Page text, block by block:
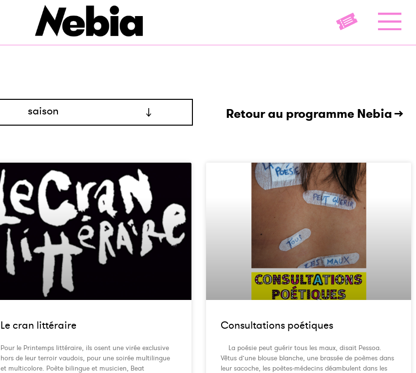
Retour au programme Nebia →
Le cran littéraire
Pour le Printemps littéraire, ils osent une virée exclusive
hors de leur terroir vaudois, pour une soirée multilingue
et multicolore. Poète bilingue et musicien, Beat
Consultations poétiques
La poésie peut guérir tous les maux, disait Pessoa.
Vêtus d’une blouse blanche, une brassée de poèmes dans
leur sacoche, les poètes-médecins déambulent dans les